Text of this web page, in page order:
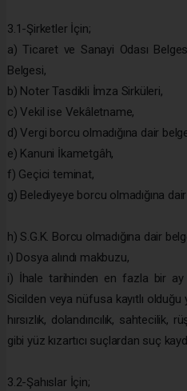
3.1-Şirketler İçin;
a) Ticaret ve Sanayi Odası
Belgesi,
b) Noter Tasdikli İmza Sirküleri,
c) Vekil ise Vekâletname,
d) Vergi borcu olmadığına dair
e) Kanuni İkametgâh,
f) Geçici teminat,
g) Belediyeye borcu olmadığına
h) S.G.K. Borcu olmadığına dair
ı) Dosya alındı makbuzu,
i) İhale tarihinden en fazla bir
Sicilden veya nüfusa kayıtlı olduğu
hırsızlık, dolandırıcılık,
gibi yüz kızartıcı suçlardan suç
3.2-Şahıslar İçin;